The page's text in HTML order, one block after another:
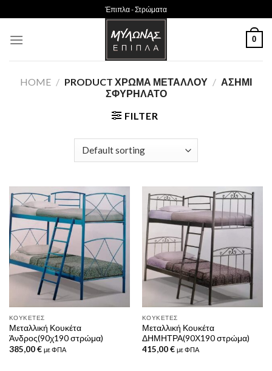
to
content
Έπιπλα - Στρώματα
0
HOME / PRODUCT ΧΡΏΜΑ ΜΈΤΑΛΛΟΥ / ΑΣΗΜΊ
ΣΦΥΡΉΛΑΤΟ
FILTER
ΚΟΥΚΈΤΕΣ
Μεταλλική Κουκέτα
Άνδρος(90χ190 στρώμα)
385,00€ με ΦΠΑ
ΚΟΥΚΈΤΕΣ
Μεταλλική Κουκέτα
ΔΗΜΗΤΡΑ(90Χ190 στρώμα)
415,00€ με ΦΠΑ